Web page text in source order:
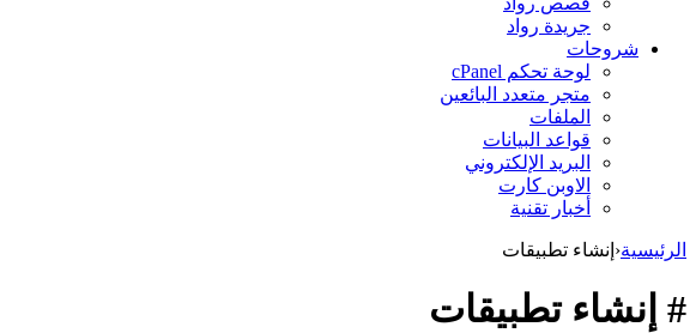
جريدة رواد
شروحات
لوحة تحكم cPanel
متجر متعدد البائعين
الملفات
قواعد البيانات
البريد الإلكتروني
الاوبن كارت
أخبار تقنية
الرئيسية‹ إنشاء تطبيقات
# إنشاء تطبيقات